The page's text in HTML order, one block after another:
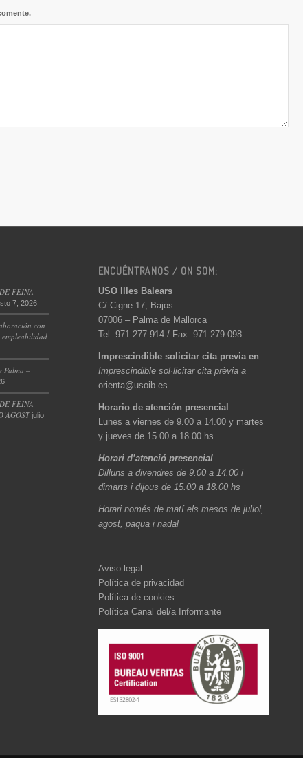
FEINA
7, 2026
con
Palma –
FEINA
julio
ENCUÉNTRANOS / ON SOM:
USO Illes Balears
C/ Cigne 17, Bajos
07006 – Palma de Mallorca
Tel: 971 277 914 / Fax: 971 279 098
Imprescindible solicitar cita previa en
Imprescindible sol·licitar cita prèvia a
orienta@usoib.es
Horario de atención presencial
Lunes a viernes de 9.00 a 14.00 y martes
y jueves de 15.00 a 18.00 hs
Horari d’atenció presencial
Dilluns a divendres de 9.00 a 14.00 i
dimarts i dijous de 15.00 a 18.00 hs
Horari només de matí els mesos de juliol,
agost, paqua i nadal
Aviso legal
Política de privacidad
Política de cookies
Política Canal del/a Informante